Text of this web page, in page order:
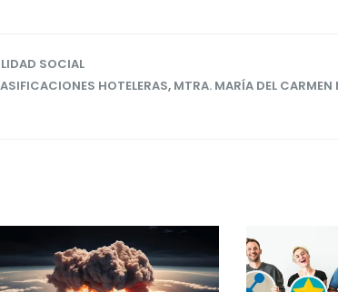
SOCIAL
HOTELERAS, MTRA. MARÍA DEL CARMEN